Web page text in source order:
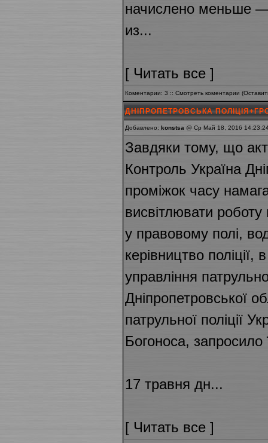
начислено меньше
из...
[ Читать все ]
Коментарии: 3 :: Смотреть коментарии (
ДНІПРОПЕТРОВСЬКА
Добавлено: konstsa @ Ср Май 18, 2016
Завдяки тому, що
Контроль Україна
проміжок часу
висвітлювати роботу
у правовому полі,
керівництво поліції,
управління
Дніпропетровської
патрульної поліції
Богоноса, запросило
17 травня дн...
[ Читать все ]